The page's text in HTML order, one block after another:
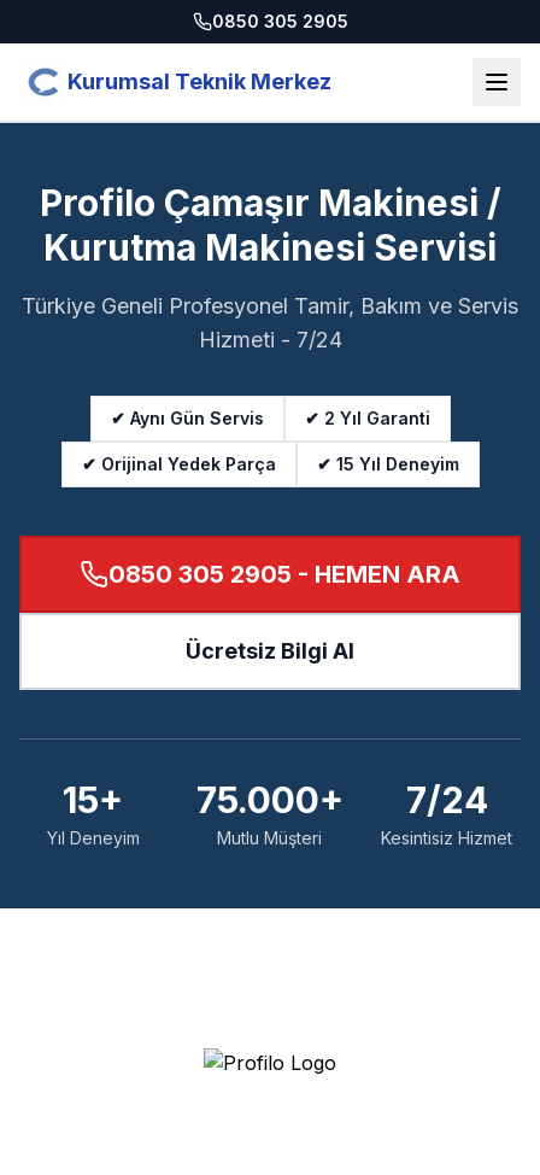
0850 305 2905
Kurumsal Teknik Merkez
Profilo Çamaşır Makinesi /
Kurutma Makinesi Servisi
Türkiye Geneli Profesyonel Tamir, Bakım ve Servis
Hizmeti - 7/24
✔ Aynı Gün Servis ✔ 2 Yıl Garanti
✔ Orijinal Yedek Parça ✔ 15 Yıl Deneyim
0850 305 2905 - HEMEN ARA
Ücretsiz Bilgi Al
15+
Yıl Deneyim
75.000+
Mutlu Müşteri
7/24
Kesintisiz Hizmet